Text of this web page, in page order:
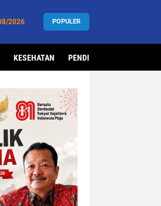
2026 POPULER
KESEHATAN PENDIDIKAN